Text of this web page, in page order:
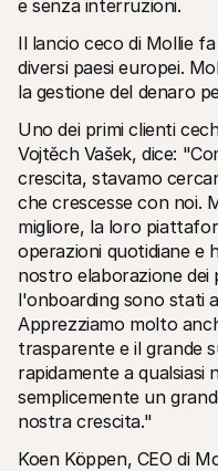
e senza interruzioni.
Il lancio ceco di Mollie
diversi paesi europei.
la gestione del denaro
Uno dei primi clienti
Vojtěch Vašek, dice:
crescita, stavamo
che crescesse con noi.
migliore, la loro
operazioni quotidiane e
nostro elaborazione dei
l'onboarding sono stati
Apprezziamo molto
trasparente e il grande
rapidamente a qualsiasi
semplicemente un
nostra crescita."
Koen Köppen, CEO di